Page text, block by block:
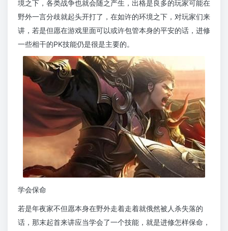
境之下，各类战争也就会随之产生，出格是良多的玩家可能在
野外一言分歧就起头开打了，在如许的环境之下，对玩家们来
讲，若是但愿在游戏里面可以或许包管本身的平安的话，进修
一些相干的PK技能仍是很是主要的。
学会保命
若是年夜家不但愿本身在野外走着走着就俄然被人杀失落的
话，那末起首来讲应当学会了一个技能，就是进修怎样保命，